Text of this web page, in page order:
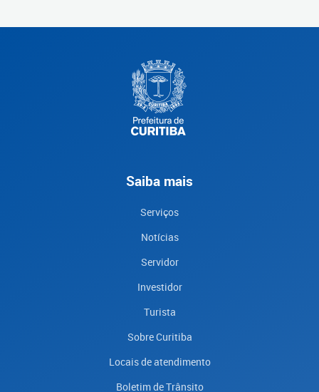
Saiba mais
Serviços
Notícias
Servidor
Investidor
Turista
Sobre Curitiba
Locais de atendimento
Boletim de Trânsito